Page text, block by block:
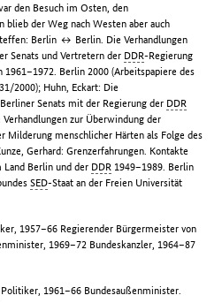
den Besuch im Osten, den
der Weg nach Westen aber auch
Berlin ↔ Berlin. Die Verhandlungen
Senats und Vertretern der DDR-Regierung
1961–1972. Berlin 2000 (Arbeitspapiere des
2000); Huhn, Eckart: Die
Senats mit der Regierung der DDR
zur Überwindung der
Milderung menschlicher Härten als Folge des
Gerhard: Grenzerfahrungen. Kontakte
Land Berlin und der DDR 1949–1989. Berlin
SED-Staat an der Freien Universität
1957–66 Regierender Bürgermeister von
1969–72 Bundeskanzler, 1964–87
1961–66 Bundesaußenminister.